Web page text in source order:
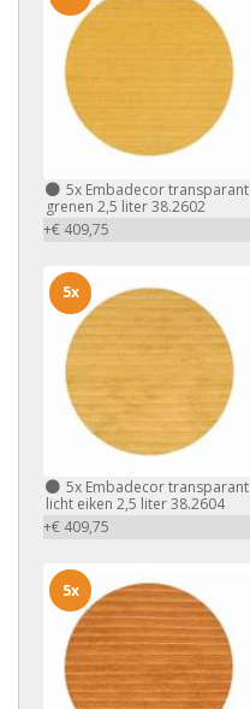
5x Embadecor transparant
grenen 2,5 liter 38.2602
+€ 409,75
5x Embadecor transparant
licht eiken 2,5 liter 38.2604
+€ 409,75
5x
5x